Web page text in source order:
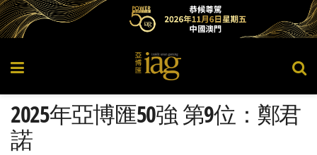
2025年亞博匯50強 第9位：鄭君
諾